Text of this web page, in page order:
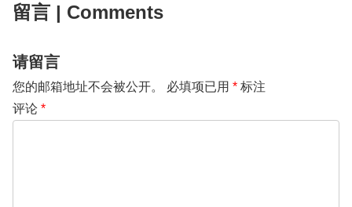
留言 | Comments
请留言
您的邮箱地址不会被公开。 必填项已用 * 标注
评论 *